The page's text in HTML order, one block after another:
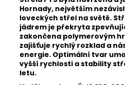
Hornady, největším
loveckých střel na světě.
jádrem je překryta
zakončena polymerovým
zajišťuje rychlý rozklad a
energie. Optimální tvar
vyšší rychlosti a stability
letu.